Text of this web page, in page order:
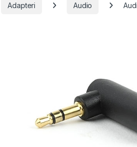
Adapteri Audio